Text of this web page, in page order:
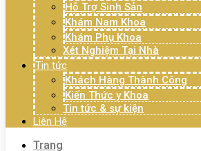
Hỗ Trợ Sinh Sản
Khám Nam Khoa
Khám Phụ Khoa
Xét Nghiệm Tại Nhà
Tin tức
Khách Hàng Thành Công
Kiến Thức y Khoa
Tin tức & sự kiện
Liên Hệ
Trang